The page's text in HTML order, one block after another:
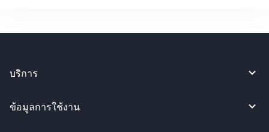
บริการ
ข้อมูลการใช้งาน